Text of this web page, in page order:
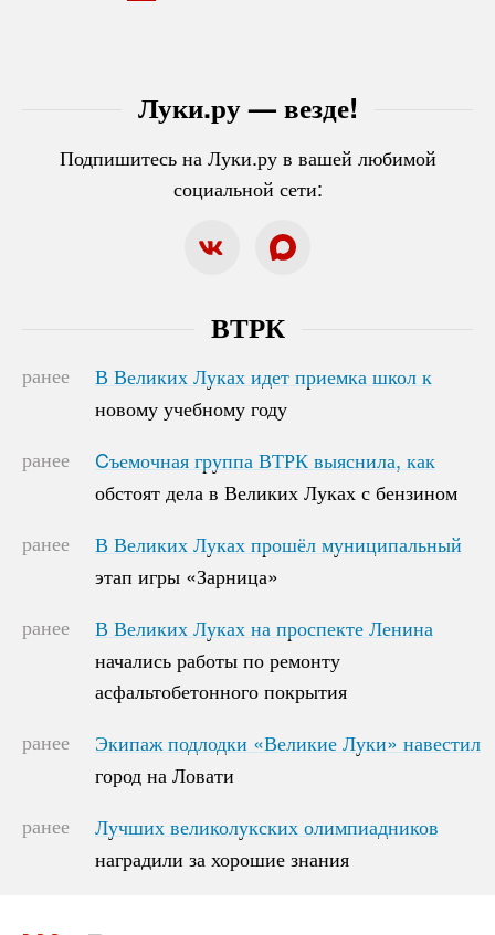
Луки.ру — везде!
Подпишитесь на Луки.ру в вашей любимой
социальной сети:
ВТРК
ранее
В Великих Луках идет приемка школ к
новому учебному году
В Великих Луках идет приемка школ к
новому учебному году
ранее
Cъемочная группа ВТРК выяснила, как
обстоят дела в Великих Луках с бензином
Cъемочная группа ВТРК выяснила, как
обстоят дела в Великих Луках с бензином
ранее
В Великих Луках прошёл муниципальный
этап игры «Зарница»
В Великих Луках прошёл муниципальный
этап игры «Зарница»
ранее
В Великих Луках на проспекте Ленина
начались работы по ремонту
асфальтобетонного покрытия
В Великих Луках на проспекте Ленина
начались работы по ремонту
асфальтобетонного покрытия
ранее
Экипаж подлодки «Великие Луки» навестил
город на Ловати
Экипаж подлодки «Великие Луки» навестил
город на Ловати
ранее
Лучших великолукских олимпиадников
наградили за хорошие знания
Лучших великолукских олимпиадников
наградили за хорошие знания